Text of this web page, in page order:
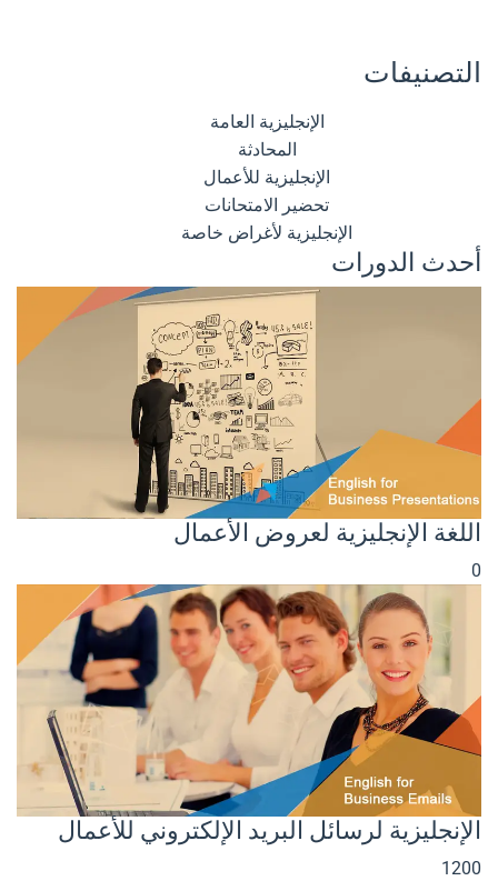
التصنيفات
الإنجليزية العامة
المحادثة
الإنجليزية للأعمال
تحضير الامتحانات
الإنجليزية لأغراض خاصة
أحدث الدورات
اللغة الإنجليزية لعروض الأعمال
0
الإنجليزية لرسائل البريد الإلكتروني للأعمال
1200